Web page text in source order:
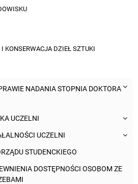
KONSERWACJA DZIEŁ SZTUKI
NADANIA STOPNIA DOKTORA
UCZELNI
UCZELNI
STUDENCKIEGO
DOSTĘPNOŚCI OSOBOM ZE